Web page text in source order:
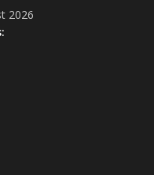
2026